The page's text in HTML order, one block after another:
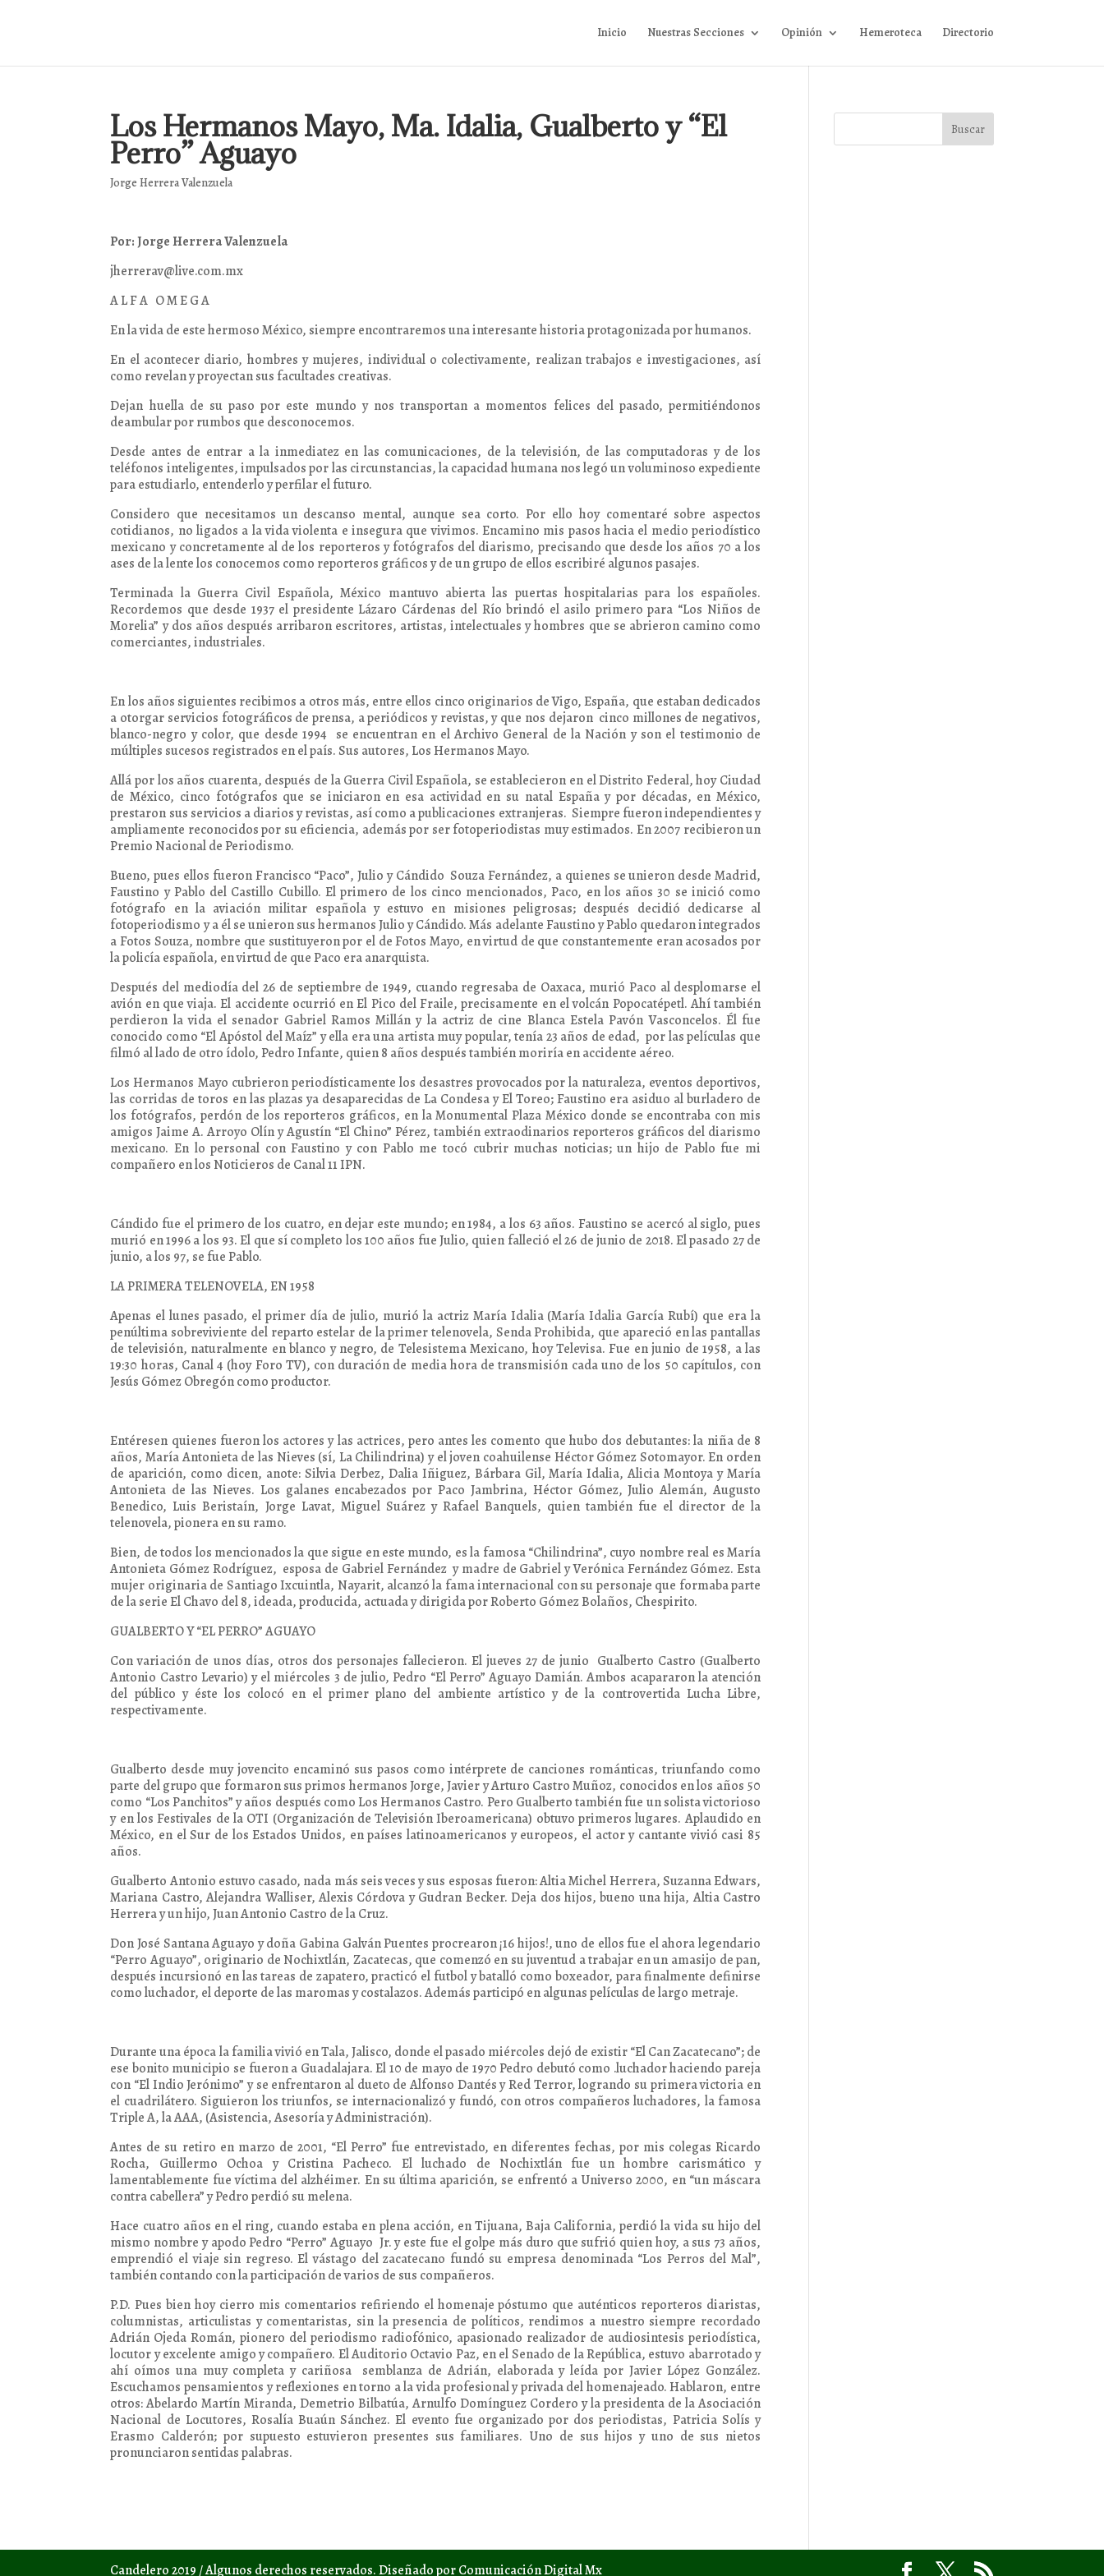
Inicio Nuestras Secciones Opinión Hemeroteca Directorio
Los Hermanos Mayo, Ma. Idalia, Gualberto y “El
Perro” Aguayo
Jorge Herrera Valenzuela
Por: Jorge Herrera Valenzuela
jherrerav@live.com.mx
A L F A O M E G A
En la vida de este hermoso México, siempre encontraremos una interesante historia protagonizada por humanos.
En el acontecer diario, hombres y mujeres, individual o colectivamente, realizan trabajos e investigaciones, así
como revelan y proyectan sus facultades creativas.
Dejan huella de su paso por este mundo y nos transportan a momentos felices del pasado, permitiéndonos
deambular por rumbos que desconocemos.
Desde antes de entrar a la inmediatez en las comunicaciones, de la televisión, de las computadoras y de los
teléfonos inteligentes, impulsados por las circunstancias, la capacidad humana nos legó un voluminoso expediente
para estudiarlo, entenderlo y perfilar el futuro.
Considero que necesitamos un descanso mental, aunque sea corto. Por ello hoy comentaré sobre aspectos
cotidianos, no ligados a la vida violenta e insegura que vivimos. Encamino mis pasos hacia el medio periodístico
mexicano y concretamente al de los reporteros y fotógrafos del diarismo, precisando que desde los años 70 a los
ases de la lente los conocemos como reporteros gráficos y de un grupo de ellos escribiré algunos pasajes.
Terminada la Guerra Civil Española, México mantuvo abierta las puertas hospitalarias para los españoles.
Recordemos que desde 1937 el presidente Lázaro Cárdenas del Río brindó el asilo primero para “Los Niños de
Morelia” y dos años después arribaron escritores, artistas, intelectuales y hombres que se abrieron camino como
comerciantes, industriales.
En los años siguientes recibimos a otros más, entre ellos cinco originarios de Vigo, España, que estaban dedicados
a otorgar servicios fotográficos de prensa, a periódicos y revistas, y que nos dejaron cinco millones de negativos,
blanco-negro y color, que desde 1994 se encuentran en el Archivo General de la Nación y son el testimonio de
múltiples sucesos registrados en el país. Sus autores, Los Hermanos Mayo.
Allá por los años cuarenta, después de la Guerra Civil Española, se establecieron en el Distrito Federal, hoy Ciudad
de México, cinco fotógrafos que se iniciaron en esa actividad en su natal España y por décadas, en México,
prestaron sus servicios a diarios y revistas, así como a publicaciones extranjeras. Siempre fueron independientes y
ampliamente reconocidos por su eficiencia, además por ser fotoperiodistas muy estimados. En 2007 recibieron un
Premio Nacional de Periodismo.
Bueno, pues ellos fueron Francisco “Paco”, Julio y Cándido Souza Fernández, a quienes se unieron desde Madrid,
Faustino y Pablo del Castillo Cubillo. El primero de los cinco mencionados, Paco, en los años 30 se inició como
fotógrafo en la aviación militar española y estuvo en misiones peligrosas; después decidió dedicarse al
fotoperiodismo y a él se unieron sus hermanos Julio y Cándido. Más adelante Faustino y Pablo quedaron integrados
a Fotos Souza, nombre que sustituyeron por el de Fotos Mayo, en virtud de que constantemente eran acosados por
la policía española, en virtud de que Paco era anarquista.
Después del mediodía del 26 de septiembre de 1949, cuando regresaba de Oaxaca, murió Paco al desplomarse el
avión en que viaja. El accidente ocurrió en El Pico del Fraile, precisamente en el volcán Popocatépetl. Ahí también
perdieron la vida el senador Gabriel Ramos Millán y la actriz de cine Blanca Estela Pavón Vasconcelos. Él fue
conocido como “El Apóstol del Maíz” y ella era una artista muy popular, tenía 23 años de edad, por las películas que
filmó al lado de otro ídolo, Pedro Infante, quien 8 años después también moriría en accidente aéreo.
Los Hermanos Mayo cubrieron periodísticamente los desastres provocados por la naturaleza, eventos deportivos,
las corridas de toros en las plazas ya desaparecidas de La Condesa y El Toreo; Faustino era asiduo al burladero de
los fotógrafos, perdón de los reporteros gráficos, en la Monumental Plaza México donde se encontraba con mis
amigos Jaime A. Arroyo Olín y Agustín “El Chino” Pérez, también extraodinarios reporteros gráficos del diarismo
mexicano. En lo personal con Faustino y con Pablo me tocó cubrir muchas noticias; un hijo de Pablo fue mi
compañero en los Noticieros de Canal 11 IPN.
Cándido fue el primero de los cuatro, en dejar este mundo; en 1984, a los 63 años. Faustino se acercó al siglo, pues
murió en 1996 a los 93. El que sí completo los 100 años fue Julio, quien falleció el 26 de junio de 2018. El pasado 27 de
junio, a los 97, se fue Pablo.
LA PRIMERA TELENOVELA, EN 1958
Apenas el lunes pasado, el primer día de julio, murió la actriz María Idalia (María Idalia García Rubí) que era la
penúltima sobreviviente del reparto estelar de la primer telenovela, Senda Prohibida, que apareció en las pantallas
de televisión, naturalmente en blanco y negro, de Telesistema Mexicano, hoy Televisa. Fue en junio de 1958, a las
19:30 horas, Canal 4 (hoy Foro TV), con duración de media hora de transmisión cada uno de los 50 capítulos, con
Jesús Gómez Obregón como productor.
Entéresen quienes fueron los actores y las actrices, pero antes les comento que hubo dos debutantes: la niña de 8
años, María Antonieta de las Nieves (sí, La Chilindrina) y el joven coahuilense Héctor Gómez Sotomayor. En orden
de aparición, como dicen, anote: Silvia Derbez, Dalia Iñiguez, Bárbara Gil, María Idalia, Alicia Montoya y María
Antonieta de las Nieves. Los galanes encabezados por Paco Jambrina, Héctor Gómez, Julio Alemán, Augusto
Benedico, Luis Beristaín, Jorge Lavat, Miguel Suárez y Rafael Banquels, quien también fue el director de la
telenovela, pionera en su ramo.
Bien, de todos los mencionados la que sigue en este mundo, es la famosa “Chilindrina”, cuyo nombre real es María
Antonieta Gómez Rodríguez, esposa de Gabriel Fernández y madre de Gabriel y Verónica Fernández Gómez. Esta
mujer originaria de Santiago Ixcuintla, Nayarit, alcanzó la fama internacional con su personaje que formaba parte
de la serie El Chavo del 8, ideada, producida, actuada y dirigida por Roberto Gómez Bolaños, Chespirito.
GUALBERTO Y “EL PERRO” AGUAYO
Con variación de unos días, otros dos personajes fallecieron. El jueves 27 de junio Gualberto Castro (Gualberto
Antonio Castro Levario) y el miércoles 3 de julio, Pedro “El Perro” Aguayo Damián. Ambos acapararon la atención
del público y éste los colocó en el primer plano del ambiente artístico y de la controvertida Lucha Libre,
respectivamente.
Gualberto desde muy jovencito encaminó sus pasos como intérprete de canciones románticas, triunfando como
parte del grupo que formaron sus primos hermanos Jorge, Javier y Arturo Castro Muñoz, conocidos en los años 50
como “Los Panchitos” y años después como Los Hermanos Castro. Pero Gualberto también fue un solista victorioso
y en los Festivales de la OTI (Organización de Televisión Iberoamericana) obtuvo primeros lugares. Aplaudido en
México, en el Sur de los Estados Unidos, en países latinoamericanos y europeos, el actor y cantante vivió casi 85
años.
Gualberto Antonio estuvo casado, nada más seis veces y sus esposas fueron: Altia Michel Herrera, Suzanna Edwars,
Mariana Castro, Alejandra Walliser, Alexis Córdova y Gudran Becker. Deja dos hijos, bueno una hija, Altia Castro
Herrera y un hijo, Juan Antonio Castro de la Cruz.
Don José Santana Aguayo y doña Gabina Galván Puentes procrearon ¡16 hijos!, uno de ellos fue el ahora legendario
“Perro Aguayo”, originario de Nochixtlán, Zacatecas, que comenzó en su juventud a trabajar en un amasijo de pan,
después incursionó en las tareas de zapatero, practicó el futbol y batalló como boxeador, para finalmente definirse
como luchador, el deporte de las maromas y costalazos. Además participó en algunas películas de largo metraje.
Durante una época la familia vivió en Tala, Jalisco, donde el pasado miércoles dejó de existir “El Can Zacatecano”; de
ese bonito municipio se fueron a Guadalajara. El 10 de mayo de 1970 Pedro debutó como .luchador haciendo pareja
con “El Indio Jerónimo” y se enfrentaron al dueto de Alfonso Dantés y Red Terror, logrando su primera victoria en
el cuadrilátero. Siguieron los triunfos, se internacionalizó y fundó, con otros compañeros luchadores, la famosa
Triple A, la AAA, (Asistencia, Asesoría y Administración).
Antes de su retiro en marzo de 2001, “El Perro” fue entrevistado, en diferentes fechas, por mis colegas Ricardo
Rocha, Guillermo Ochoa y Cristina Pacheco. El luchado de Nochixtlán fue un hombre carismático y
lamentablemente fue víctima del alzhéimer. En su última aparición, se enfrentó a Universo 2000, en “un máscara
contra cabellera” y Pedro perdió su melena.
Hace cuatro años en el ring, cuando estaba en plena acción, en Tijuana, Baja California, perdió la vida su hijo del
mismo nombre y apodo Pedro “Perro” Aguayo Jr. y este fue el golpe más duro que sufrió quien hoy, a sus 73 años,
emprendió el viaje sin regreso. El vástago del zacatecano fundó su empresa denominada “Los Perros del Mal”,
también contando con la participación de varios de sus compañeros.
P.D. Pues bien hoy cierro mis comentarios refiriendo el homenaje póstumo que auténticos reporteros diaristas,
columnistas, articulistas y comentaristas, sin la presencia de políticos, rendimos a nuestro siempre recordado
Adrián Ojeda Román, pionero del periodismo radiofónico, apasionado realizador de audiosintesis periodística,
locutor y excelente amigo y compañero. El Auditorio Octavio Paz, en el Senado de la República, estuvo abarrotado y
ahí oímos una muy completa y cariñosa semblanza de Adrián, elaborada y leída por Javier López González.
Escuchamos pensamientos y reflexiones en torno a la vida profesional y privada del homenajeado. Hablaron, entre
otros: Abelardo Martín Miranda, Demetrio Bilbatúa, Arnulfo Domínguez Cordero y la presidenta de la Asociación
Nacional de Locutores, Rosalía Buaún Sánchez. El evento fue organizado por dos periodistas, Patricia Solís y
Erasmo Calderón; por supuesto estuvieron presentes sus familiares. Uno de sus hijos y uno de sus nietos
pronunciaron sentidas palabras.
Candelero 2019 / Algunos derechos reservados. Diseñado por Comunicación Digital Mx